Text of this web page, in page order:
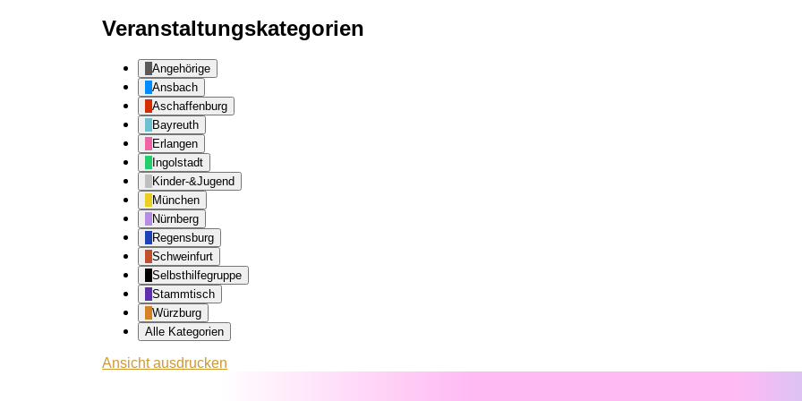
Veranstaltungskategorien
Angehörige
Ansbach
Aschaffenburg
Bayreuth
Erlangen
Ingolstadt
Kinder-&Jugend
München
Nürnberg
Regensburg
Schweinfurt
Selbsthilfegruppe
Stammtisch
Würzburg
Alle Kategorien
Ansichtausdrucken